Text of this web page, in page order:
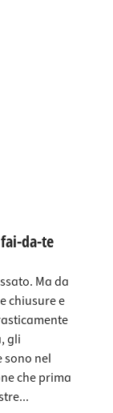
da-te
Ma da
chiusure e
gli
nel
che prima